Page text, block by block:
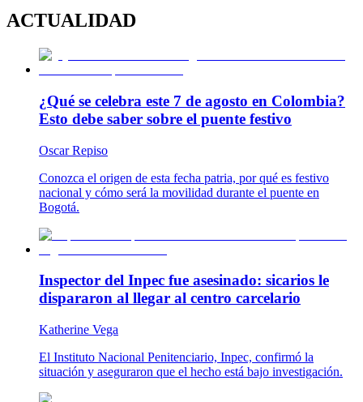
ACTUALIDAD
¿Qué se celebra este 7 de agosto en Colombia?
Esto debe saber sobre el puente festivo
Oscar Repiso
Conozca el origen de esta fecha patria, por qué es festivo
nacional y cómo será la movilidad durante el puente en
Bogotá.
Inspector del Inpec fue asesinado: sicarios le
dispararon al llegar al centro carcelario
Katherine Vega
El Instituto Nacional Penitenciario, Inpec, confirmó la
situación y aseguraron que el hecho está bajo investigación.